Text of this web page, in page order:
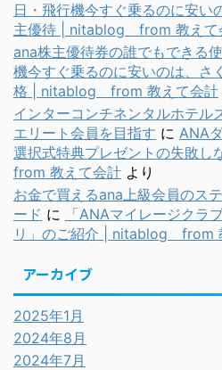
日・飛行機今すぐ乗るのに安い
主優待 | nitablog from 教えて
ana株主優待券の誰でもできる
機今すぐ乗るのに安いのは、さ
格 | nitablog from 教えて会計
インターコンチネンタルホテル
エリート会員を目指す に ANA
選択式特典プレゼントの失敗
from 教えて会計 より
お金で買えるana上級会員のス
ード に
「ANAマイレージクラ
リ」のご紹介 | nitablog from
アーカイブ
2025年1月
2024年8月
2024年7月